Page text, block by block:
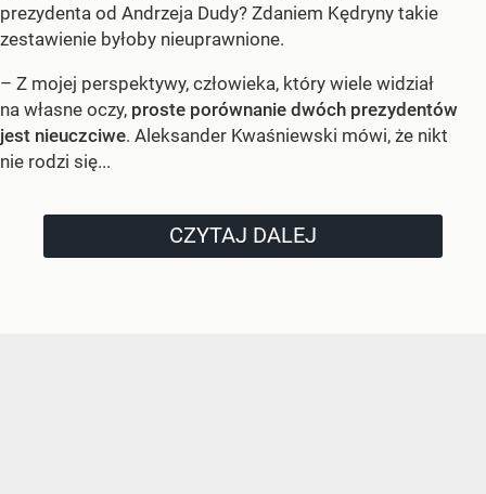
prezydenta od Andrzeja Dudy? Zdaniem Kędryny takie
zestawienie byłoby nieuprawnione.
– Z mojej perspektywy, człowieka, który wiele widział
na własne oczy, proste porównanie dwóch prezydentów
jest nieuczciwe. Aleksander Kwaśniewski mówi, że nikt
nie rodzi się...
CZYTAJ DALEJ